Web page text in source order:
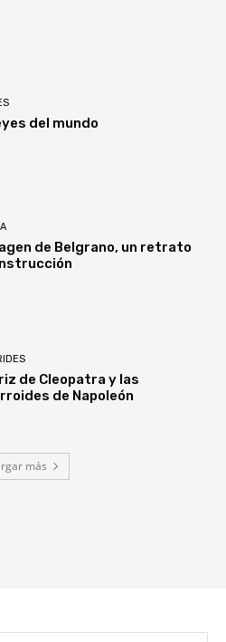
del mundo
de Belgrano, un retrato
de Cleopatra y las
de Napoleón
más